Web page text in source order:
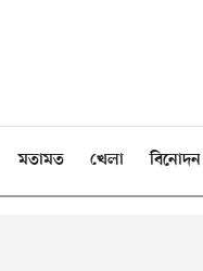
মতামত খেলা বিনোদন